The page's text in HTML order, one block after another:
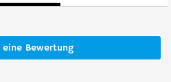
eine Bewertung